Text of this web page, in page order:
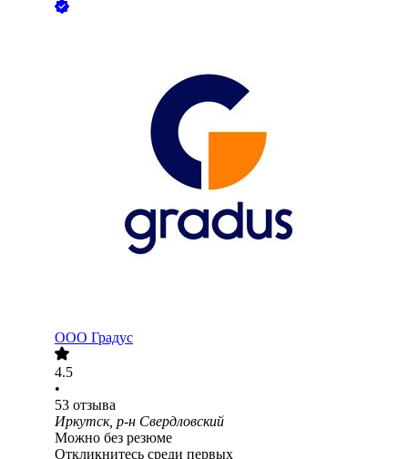
ООО Градус
4.5
•
53 отзыва
Иркутск, р-н Свердловский
Можно без резюме
Откликнитесь среди первых